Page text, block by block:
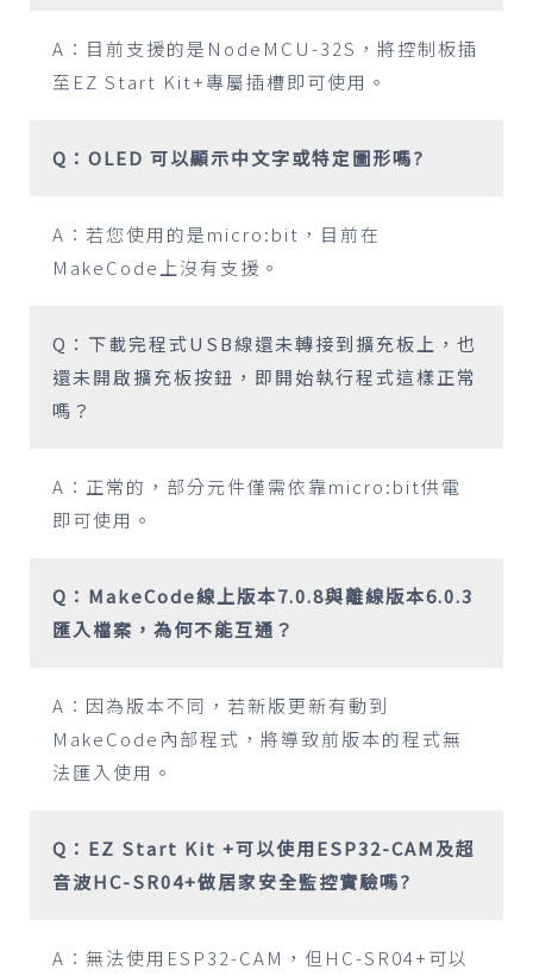
A：目前支援的是NodeMCU-32S，將控制板插
至EZ Start Kit+專屬插槽即可使用。
Q：OLED 可以顯示中文字或特定圖形嗎?
A：若您使用的是micro:bit，目前在
MakeCode上沒有支援。
Q：下載完程式USB線還未轉接到擴充板上，也
還未開啟擴充板按鈕，即開始執行程式這樣正常
嗎？
A：正常的，部分元件僅需依靠micro:bit供電
即可使用。
Q：MakeCode線上版本7.0.8與離線版本6.0.3
匯入檔案，為何不能互通？
A：因為版本不同，若新版更新有動到
MakeCode內部程式，將導致前版本的程式無
法匯入使用。
Q：EZ Start Kit +可以使用ESP32-CAM及超
音波HC-SR04+做居家安全監控實驗嗎?
A：無法使用ESP32-CAM，但HC-SR04+可以